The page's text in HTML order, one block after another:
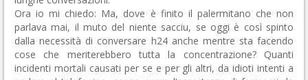
Ora io mi chiedo: Ma, dove è finito il palermitano che non
parlava mai, il muto del niente sacciu, se oggi è così spinto
dalla necessità di conversare h24 anche mentre sta facendo
cose che meriterebbero tutta la concentrazione? Quanti
incidenti mortali causati per se e per gli altri, da idioti intenti a